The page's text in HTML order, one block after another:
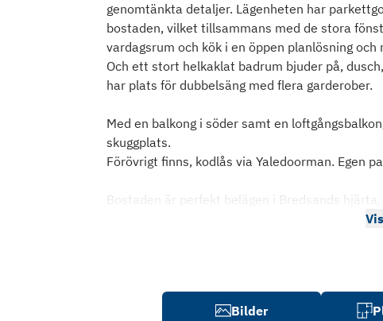
genomtänkta detaljer. Lägenheten har
bostaden, vilket tillsammans med de stora
vardagsrum och kök i en öppen planlösning
Och ett stort helkaklat badrum bjuder på,
har plats för dubbelsäng med flera garderober.
Med en balkong i söder samt en
skuggplats.
Förövrigt finns, kodlås via Yaledoorman. Egen
Bostaden är perfekt belägen i Bredsands hjärta.
Bilder